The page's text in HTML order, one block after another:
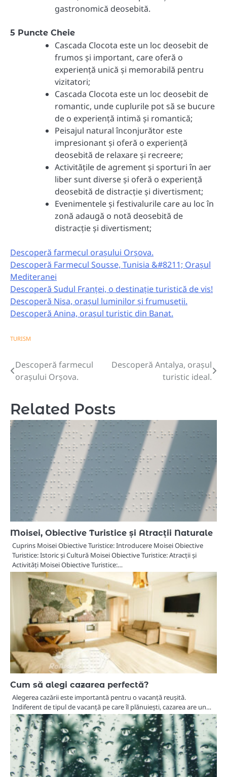
gastronomică deosebită.
5 Puncte Cheie
Cascada Clocota este un loc deosebit de
frumos și important, care oferă o
experiență unică și memorabilă pentru
vizitatori;
Cascada Clocota este un loc deosebit de
romantic, unde cuplurile pot să se bucure
de o experiență intimă și romantică;
Peisajul natural înconjurător este
impresionant și oferă o experiență
deosebită de relaxare și recreere;
Activitățile de agrement și sporturi în aer
liber sunt diverse și oferă o experiență
deosebită de distracție și divertisment;
Evenimentele și festivalurile care au loc în
zonă adaugă o notă deosebită de
distracție și divertisment;
Descoperă farmecul orașului Orșova.
Descoperă Farmecul Sousse, Tunisia &#8211; Orașul
Mediteranei
Descoperă Sudul Franței, o destinație turistică de vis!
Descoperă Nisa, orașul luminilor și frumuseții.
Descoperă Anina, orașul turistic din Banat.
TURISM
Navigare
în
articole
Descoperă farmecul
orașului Orșova.
Descoperă Antalya, orașul
turistic ideal.
Related Posts
Moisei, Obiective Turistice și Atracții Naturale
Cuprins Moisei Obiective Turistice: Introducere Moisei Obiective
Turistice: Istoric și Cultură Moisei Obiective Turistice: Atracții și
Activități Moisei Obiective Turistice:…
Cum să alegi cazarea perfectă?
Alegerea cazării este importantă pentru o vacanță reușită.
Indiferent de tipul de vacanță pe care îl plănuiești, cazarea are un…